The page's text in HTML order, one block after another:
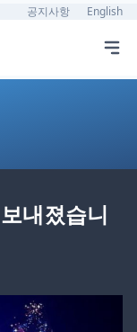
공지사항 English
내졌습니